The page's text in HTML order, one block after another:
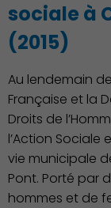
sociale à
(2015)
Au lendemain
Française et la
Droits de
l’Action
vie municipale
Pont. Porté par
hommes et de